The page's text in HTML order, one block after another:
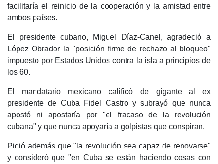
facilitaría el reinicio de la cooperación y la amistad entre
ambos países.
El presidente cubano, Miguel Díaz-Canel, agradeció a
López Obrador la "posición firme de rechazo al bloqueo"
impuesto por Estados Unidos contra la isla a principios de
los 60.
El mandatario mexicano calificó de gigante al ex
presidente de Cuba Fidel Castro y subrayó que nunca
apostó ni apostaría por "el fracaso de la revolución
cubana" y que nunca apoyaría a golpistas que conspiran.
Pidió además que "la revolución sea capaz de renovarse"
y consideró que "en Cuba se están haciendo cosas con